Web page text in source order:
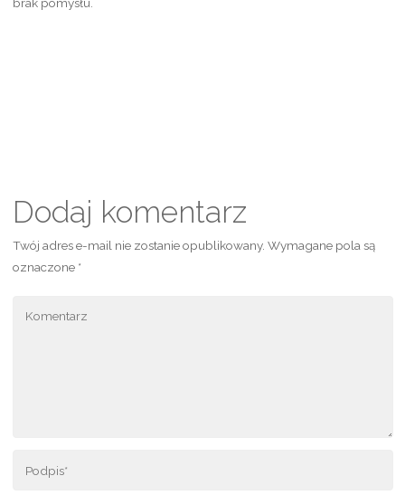
Dodaj komentarz
Twój adres e-mail nie zostanie opublikowany. Wymagane pola są
oznaczone *